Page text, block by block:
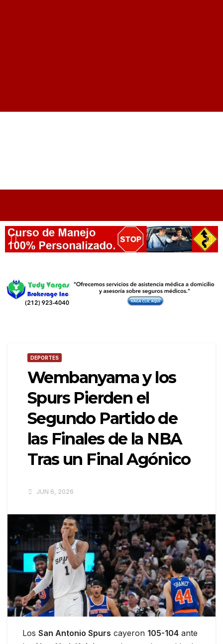
DEPORTES
Wembanyama y los
Spurs Pierden el
Segundo Partido de
las Finales de la NBA
Tras un Final Agónico
JUN 6, 2026
Los San Antonio Spurs cayeron 105-104 ante